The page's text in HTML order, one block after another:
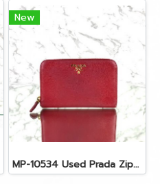
New
MP-10534 Used Prada Zippy Medium Wallet In Fuoco Saffiano GHW